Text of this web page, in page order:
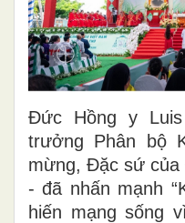
Đức Hồng y Luis
trưởng Phân bộ
mừng, Đặc sứ của
- đã nhấn mạnh
hiến mạng sống